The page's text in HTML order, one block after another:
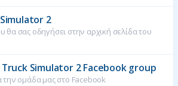
2
θα σας οδηγήσει στην αρχική σελίδα του
Truck Simulator 2 Facebook group
την ομάδα μας στο Facebook